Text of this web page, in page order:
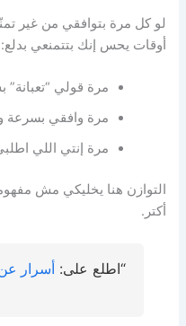
لو كل مرة بتوافقي من غير
أوقات يحس إنك بتتمنعي بدلع:
مرة قولي “تعبانة”
مرة وافقي بسرعة
مرة إنتي اللي
التوازن هنا يخليكي مش
أكتر.
“اطلع على: أسرار